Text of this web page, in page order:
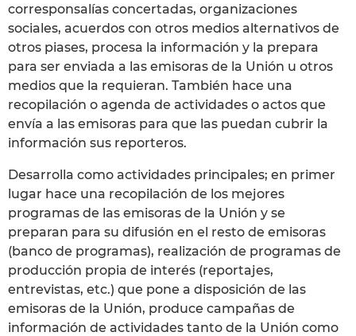
corresponsalías concertadas, organizaciones
sociales, acuerdos con otros medios alternativos de
otros piases, procesa la información y la prepara
para ser enviada a las emisoras de la Unión u otros
medios que la requieran. También hace una
recopilación o agenda de actividades o actos que
envía a las emisoras para que las puedan cubrir la
información sus reporteros.
Desarrolla como actividades principales; en primer
lugar hace una recopilación de los mejores
programas de las emisoras de la Unión y se
preparan para su difusión en el resto de emisoras
(banco de programas), realización de programas de
producción propia de interés (reportajes,
entrevistas, etc.) que pone a disposición de las
emisoras de la Unión, produce campañas de
información de actividades tanto de la Unión como